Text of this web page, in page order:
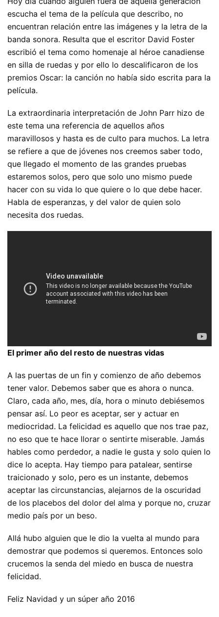
escucha el tema de la película que describo, no
encuentran relación entre las imágenes y la letra de la
banda sonora. Resulta que el escritor David Foster
escribió el tema como homenaje al héroe canadiense
en silla de ruedas y por ello lo descalificaron de los
premios Oscar: la canción no había sido escrita para la
película.
La extraordinaria interpretación de John Parr hizo de
este tema una referencia de aquellos años
maravillosos y hasta es de culto para muchos. La letra
se refiere a que de jóvenes nos creemos saber todo,
que llegado el momento de las grandes pruebas
estaremos solos, pero que solo uno mismo puede
hacer con su vida lo que quiere o lo que debe hacer.
Habla de esperanzas, y del valor de quien solo
necesita dos ruedas.
El primer año del resto de nuestras vidas
A las puertas de un fin y comienzo de año debemos
tener valor. Debemos saber que es ahora o nunca.
Claro, cada año, mes, día, hora o minuto debiésemos
pensar así. Lo peor es aceptar, ser y actuar en
mediocridad. La felicidad es aquello que nos trae paz,
no eso que te hace llorar o sentirte miserable. Jamás
hables como perdedor, a nadie le gusta y solo quien lo
dice lo acepta. Hay tiempo para patalear, sentirse
traicionado y solo, pero es un instante, debemos
aceptar las circunstancias, alejarnos de la oscuridad
de los placebos del dolor del alma y porque no, cruzar
medio país por un beso.
Allá hubo alguien que le dio la vuelta al mundo para
demostrar que podemos si queremos. Entonces solo
crucemos la senda del miedo en busca de nuestra
felicidad.
Feliz Navidad y un súper año 2016